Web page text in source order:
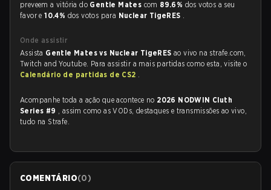
preveem a vitória do Gentle Mates com 89.6% dos votos a seu
favor e10.4% dos votos para Nuclear TigeRES .
Onde assistir
Assista Gentle Mates vs Nuclear TigeRESao vivo na strafe.com,
Twitch and Youtube. Para assistir a mais partidas como esta, visite o
Calendário de partidas de CS2 .
Acompanhe toda a ação que acontece no 2026 NODWIN Cluth
Series #9 , assim como as VODs, destaques e transmissões ao vivo,
tudo na Strafe.
COMENTÁRIO(0)